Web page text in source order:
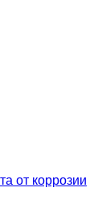
от коррозии